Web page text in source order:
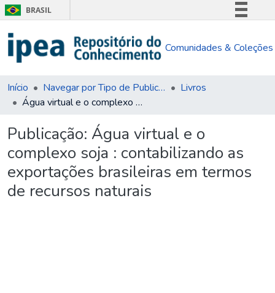
BRASIL
Comunica BR
Acesso à informação
Comunidades & Coleções
Início Navegar por Tipo de Publicação
Livros
Água virtual e o complexo soja : contabilizando as exportações brasileiras em termos de recursos naturais
Publicação: Água virtual e o
complexo soja : contabilizando as
exportações brasileiras em termos
de recursos naturais